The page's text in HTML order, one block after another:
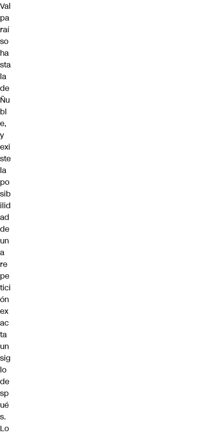
Val
pa
raí
so
ha
sta
la
de
Ñu
bl
e,
y
exi
ste
la
po
sib
ilid
ad
de
un
a
re
pe
tici
ón
ex
ac
ta
un
sig
lo
de
sp
ué
s.
Lo